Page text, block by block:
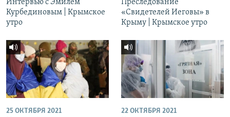
Интервью с Эмилем
Курбединовым | Крымское
утро
Преследование
«Свидетелей Иеговы» в
Крыму | Крымское утро
25 ОКТЯБРЯ 2021 22 ОКТЯБРЯ 2021